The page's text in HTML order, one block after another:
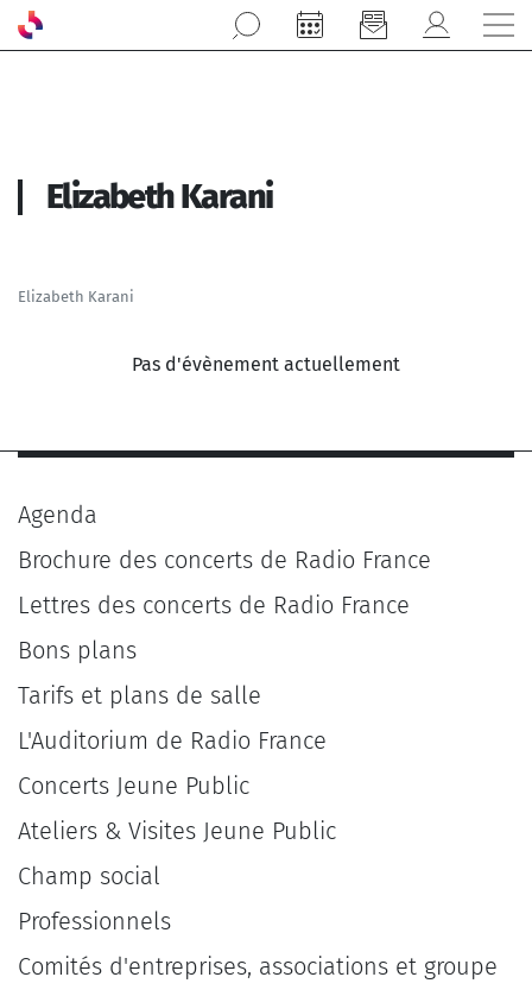
Aller au contenu principal
Elizabeth Karani
Elizabeth Karani
Pas d'évènement actuellement
Agenda
Brochure des concerts de Radio France
Lettres des concerts de Radio France
Bons plans
Tarifs et plans de salle
L'Auditorium de Radio France
Concerts Jeune Public
Ateliers & Visites Jeune Public
Champ social
Professionnels
Comités d'entreprises, associations et groupe